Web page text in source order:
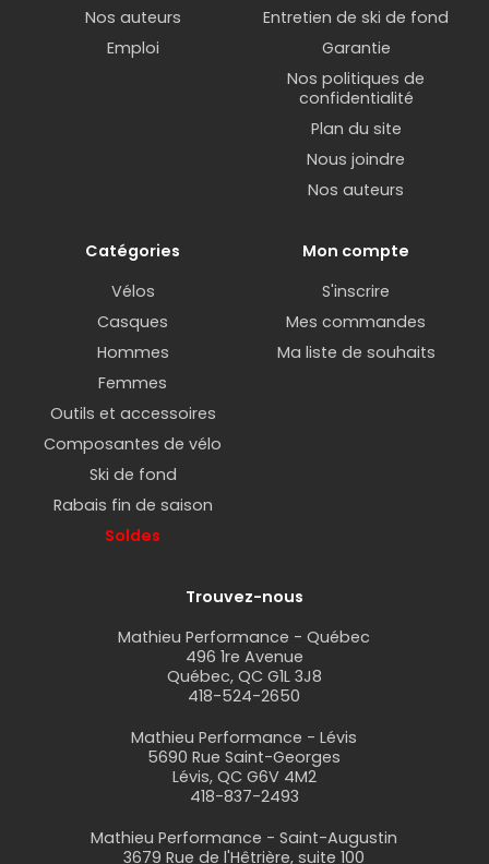
Nos auteurs
Emploi
Entretien de ski de fond
Garantie
Nos politiques de
confidentialité
Plan du site
Nous joindre
Nos auteurs
Catégories
Vélos
Casques
Hommes
Femmes
Outils et accessoires
Composantes de vélo
Ski de fond
Rabais fin de saison
Soldes
Mon compte
S'inscrire
Mes commandes
Ma liste de souhaits
Trouvez-nous
Mathieu Performance - Québec
496 1re Avenue
Québec, QC G1L 3J8
418-524-2650
Mathieu Performance - Lévis
5690 Rue Saint-Georges
Lévis, QC G6V 4M2
418-837-2493
Mathieu Performance - Saint-Augustin
3679 Rue de l'Hêtrière, suite 100